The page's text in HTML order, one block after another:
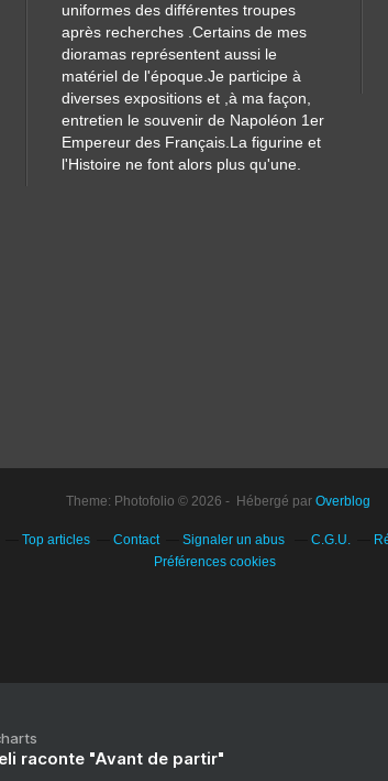
uniformes des différentes troupes
après recherches .Certains de mes
dioramas représentent aussi le
matériel de l'époque.Je participe à
diverses expositions et ,à ma façon,
entretien le souvenir de Napoléon 1er
Empereur des Français.La figurine et
l'Histoire ne font alors plus qu'une.
Theme: Photofolio © 2026 - Hébergé par Overblog
Top articles Contact Signaler un abus C.G.U.
Préférences cookies
raconte "Avant de partir"